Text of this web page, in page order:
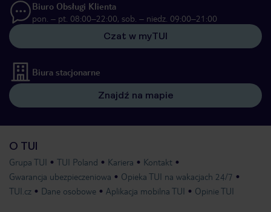
Biuro Obsługi Klienta
pon. – pt. 08:00–22:00, sob. – niedz. 09:00–21:00
Czat w myTUI
Biura stacjonarne
Znajdź na mapie
O TUI
Grupa TUI TUI Poland Kariera
Kontakt
Gwarancja ubezpieczeniowa
Opieka TUI na wakacjach 24/7
TUI.cz
Dane osobowe Aplikacja mobilna TUI Opinie TUI